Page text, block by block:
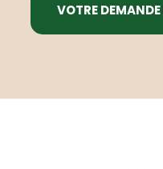
VOTRE